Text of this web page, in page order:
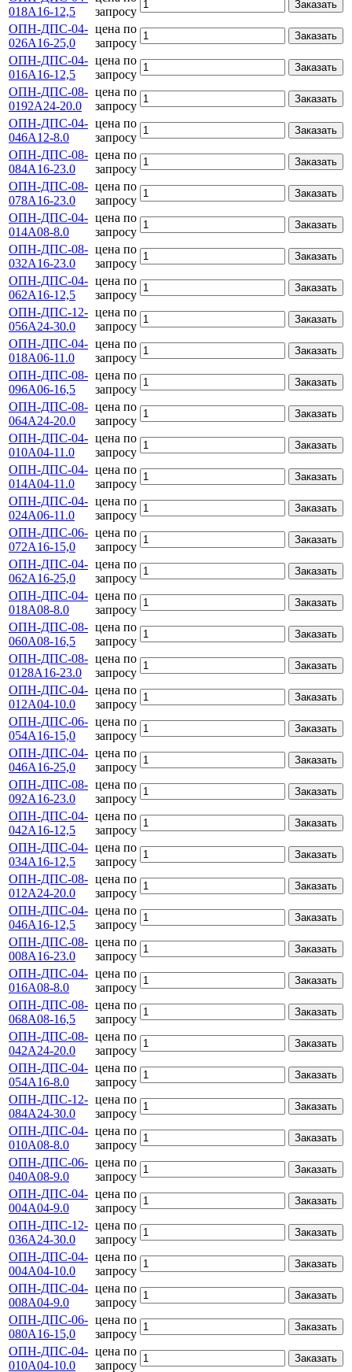
018А16-12,5
запросу
Заказать
ОПН-ДПС-04-
026А16-25,0
цена по
запросу
Заказать
ОПН-ДПС-04-
016А16-12,5
цена по
запросу
Заказать
ОПН-ДПС-08-
0192А24-20.0
цена по
запросу
Заказать
ОПН-ДПС-04-
046А12-8.0
цена по
запросу
Заказать
ОПН-ДПС-08-
084А16-23.0
цена по
запросу
Заказать
ОПН-ДПС-08-
078А16-23.0
цена по
запросу
Заказать
ОПН-ДПС-04-
014А08-8.0
цена по
запросу
Заказать
ОПН-ДПС-08-
032А16-23.0
цена по
запросу
Заказать
ОПН-ДПС-04-
062А16-12,5
цена по
запросу
Заказать
ОПН-ДПС-12-
056А24-30.0
цена по
запросу
Заказать
ОПН-ДПС-04-
018А06-11.0
цена по
запросу
Заказать
ОПН-ДПС-08-
096А06-16,5
цена по
запросу
Заказать
ОПН-ДПС-08-
064А24-20.0
цена по
запросу
Заказать
ОПН-ДПС-04-
010А04-11.0
цена по
запросу
Заказать
ОПН-ДПС-04-
014А04-11.0
цена по
запросу
Заказать
ОПН-ДПС-04-
024А06-11.0
цена по
запросу
Заказать
ОПН-ДПС-06-
072А16-15,0
цена по
запросу
Заказать
ОПН-ДПС-04-
062А16-25,0
цена по
запросу
Заказать
ОПН-ДПС-04-
018А08-8.0
цена по
запросу
Заказать
ОПН-ДПС-08-
060А08-16,5
цена по
запросу
Заказать
ОПН-ДПС-08-
0128А16-23.0
цена по
запросу
Заказать
ОПН-ДПС-04-
012А04-10.0
цена по
запросу
Заказать
ОПН-ДПС-06-
054А16-15,0
цена по
запросу
Заказать
ОПН-ДПС-04-
046А16-25,0
цена по
запросу
Заказать
ОПН-ДПС-08-
092А16-23.0
цена по
запросу
Заказать
ОПН-ДПС-04-
042А16-12,5
цена по
запросу
Заказать
ОПН-ДПС-04-
034А16-12,5
цена по
запросу
Заказать
ОПН-ДПС-08-
012А24-20.0
цена по
запросу
Заказать
ОПН-ДПС-04-
046А16-12,5
цена по
запросу
Заказать
ОПН-ДПС-08-
008А16-23.0
цена по
запросу
Заказать
ОПН-ДПС-04-
016А08-8.0
цена по
запросу
Заказать
ОПН-ДПС-08-
068А08-16,5
цена по
запросу
Заказать
ОПН-ДПС-08-
042А24-20.0
цена по
запросу
Заказать
ОПН-ДПС-04-
054А16-8.0
цена по
запросу
Заказать
ОПН-ДПС-12-
084А24-30.0
цена по
запросу
Заказать
ОПН-ДПС-04-
010А08-8.0
цена по
запросу
Заказать
ОПН-ДПС-06-
040А08-9.0
цена по
запросу
Заказать
ОПН-ДПС-04-
004А04-9.0
цена по
запросу
Заказать
ОПН-ДПС-12-
036А24-30.0
цена по
запросу
Заказать
ОПН-ДПС-04-
004А04-10.0
цена по
запросу
Заказать
ОПН-ДПС-04-
008А04-9.0
цена по
запросу
Заказать
ОПН-ДПС-06-
080А16-15,0
цена по
запросу
Заказать
ОПН-ДПС-04-
010А04-10.0
цена по
запросу
Заказать